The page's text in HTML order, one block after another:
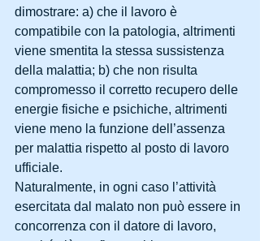
dimostrare: a) che il lavoro è
compatibile con la patologia, altrimenti
viene smentita la stessa sussistenza
della malattia; b) che non risulta
compromesso il corretto recupero delle
energie fisiche e psichiche, altrimenti
viene meno la funzione dell’assenza
per malattia rispetto al posto di lavoro
ufficiale.
Naturalmente, in ogni caso l’attività
esercitata dal malato non può essere in
concorrenza con il datore di lavoro,